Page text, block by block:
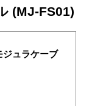
(MJ-FS01)
ジュラケーブ